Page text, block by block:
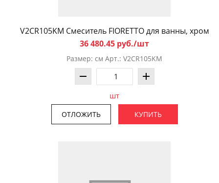
V2CR105KM Смеситель FIORETTO для ванны, хром
36 480.45 руб./шт
Размер: см Арт.: V2CR105KM
шт
ОТЛОЖИТЬ КУПИТЬ